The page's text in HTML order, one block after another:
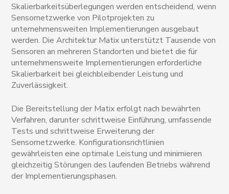
Skalierbarkeitsüberlegungen werden entscheidend, wenn
Sensornetzwerke von Pilotprojekten zu
unternehmensweiten Implementierungen ausgebaut
werden. Die Architektur Matix unterstützt Tausende von
Sensoren an mehreren Standorten und bietet die für
unternehmensweite Implementierungen erforderliche
Skalierbarkeit bei gleichbleibender Leistung und
Zuverlässigkeit.
Die Bereitstellung der Matix erfolgt nach bewährten
Verfahren, darunter schrittweise Einführung, umfassende
Tests und schrittweise Erweiterung der
Sensornetzwerke. Konfigurationsrichtlinien
gewährleisten eine optimale Leistung und minimieren
gleichzeitig Störungen des laufenden Betriebs während
der Implementierungsphasen.